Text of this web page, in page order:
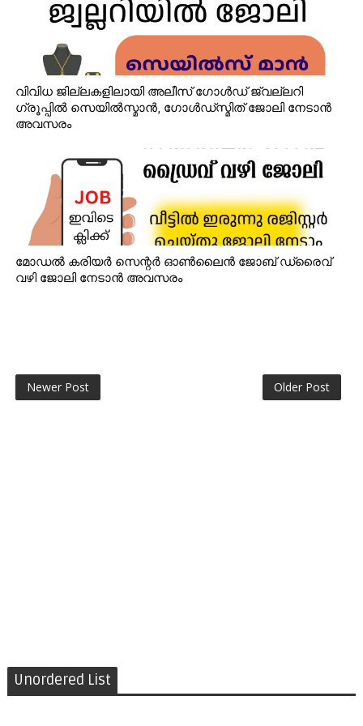
വിവിധ ജില്ലകളിലായി അലീസ് ഗോൾഡ് ജ്വല്ലറി
ഗ്രൂപ്പിൽ സെയിൽസ്മാൻ, ഗോൾഡ്‌സ്മിത് ജോലി നേടാൻ
അവസരം
മോഡൽ കരിയർ സെന്റർ ഓൺലൈൻ ജോബ് ഡ്രൈവ്
വഴി ജോലി നേടാൻ അവസരം
Newer Post Older Post
Unordered List